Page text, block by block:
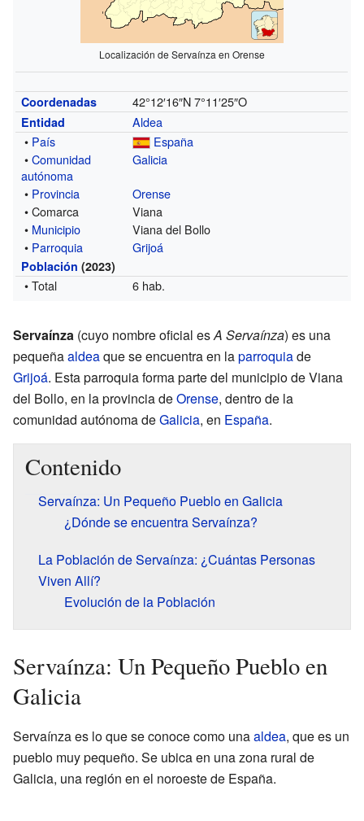
Localización de Servaínza en Orense
Coordenadas 42°12′16″N 7°11′25″O
Entidad
Aldea
• País
España
•Comunidad
autónoma
Galicia
• Provincia
Orense
• Comarca
Viana
• Municipio
Viana del Bollo
• Parroquia Grijoá
Población (2023)
• Total 6 hab.
Servaínza (cuyo nombre oficial esA Servaínza) es una
pequeñaaldeaque se encuentra en laparroquiade
Grijoá. Esta parroquia forma parte del municipio de Viana
del Bollo, en la provincia deOrense, dentro de la
comunidad autónoma deGalicia, en España.
Contenido
Servaínza: Un Pequeño Pueblo en Galicia
¿Dónde se encuentra Servaínza?
La Población de Servaínza: ¿Cuántas Personas
Viven Allí?
Evolución de la Población
Servaínza: Un Pequeño Pueblo en
Galicia
Servaínza es lo que se conoce como unaaldea, que es un
pueblo muy pequeño. Se ubica en una zona rural de
Galicia, una región en el noroeste de España.